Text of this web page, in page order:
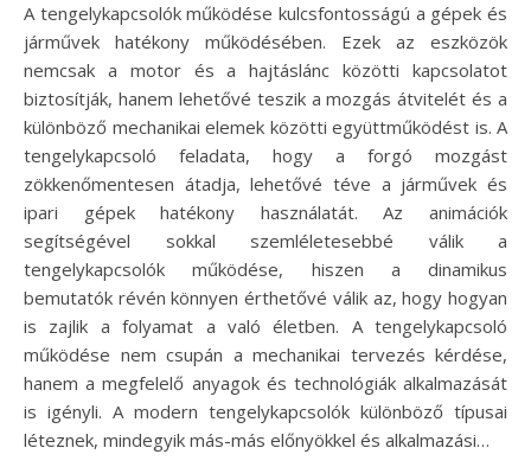
A tengelykapcsolók működése kulcsfontosságú a gépek és
járművek hatékony működésében. Ezek az eszközök
nemcsak a motor és a hajtáslánc közötti kapcsolatot
biztosítják, hanem lehetővé teszik a mozgás átvitelét és a
különböző mechanikai elemek közötti együttműködést is. A
tengelykapcsoló feladata, hogy a forgó mozgást
zökkenőmentesen átadja, lehetővé téve a járművek és
ipari gépek hatékony használatát. Az animációk
segítségével sokkal szemléletesebbé válik a
tengelykapcsolók működése, hiszen a dinamikus
bemutatók révén könnyen érthetővé válik az, hogy hogyan
is zajlik a folyamat a való életben. A tengelykapcsoló
működése nem csupán a mechanikai tervezés kérdése,
hanem a megfelelő anyagok és technológiák alkalmazását
is igényli. A modern tengelykapcsolók különböző típusai
léteznek, mindegyik más-más előnyökkel és alkalmazási…